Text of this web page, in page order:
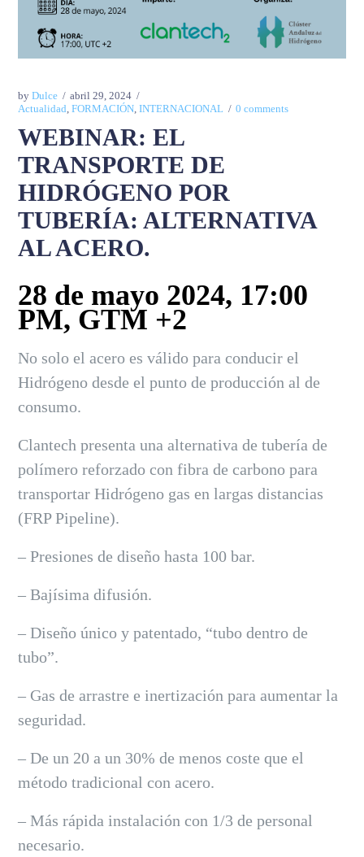
byDulce
abril 29, 2024
Actualidad,FORMACIÓN,INTERNACIONAL 0 comments
WEBINAR: EL
TRANSPORTE DE
HIDRÓGENO POR
TUBERÍA: ALTERNATIVA
AL ACERO.
28 de mayo 2024, 17:00
PM, GTM +2
No solo el acero es válido para conducir el
Hidrógeno desde el punto de producción al de
consumo.
Clantech presenta una alternativa de tubería de
polímero reforzado con fibra de carbono para
transportar Hidrógeno gas en largas distancias
(FRP Pipeline).
– Presiones de diseño hasta 100 bar.
– Bajísima difusión.
– Diseño único y patentado, “tubo dentro de
tubo”.
– Gas de arrastre e inertización para aumentar la
seguridad.
– De un 20 a un 30% de menos coste que el
método tradicional con acero.
– Más rápida instalación con 1/3 de personal
necesario.